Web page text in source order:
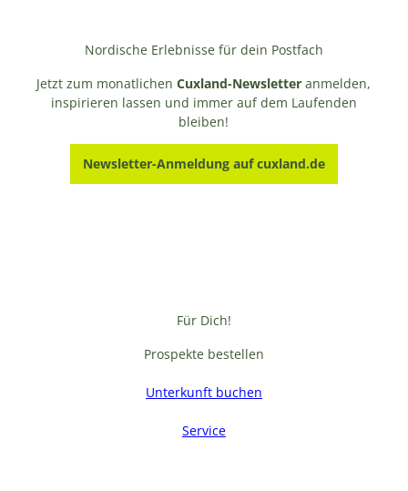
Nordische Erlebnisse für dein Postfach
Jetzt zum monatlichenCuxland-Newsletter anmelden,
inspirieren lassen und immer auf dem Laufenden
bleiben!
Newsletter-Anmeldung auf cuxland.de
Für Dich!
Prospekte bestellen
Unterkunft buchen
Service